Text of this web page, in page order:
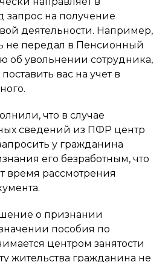
на получение
деятельности. Например,
не передал в Пенсионный
увольнении сотрудника,
вас на учет в
что в случае
сведений из ПФР центр
у гражданина
его безработным, что
время рассмотрения
о признании
пособия по
центром занятости
жительства гражданина не